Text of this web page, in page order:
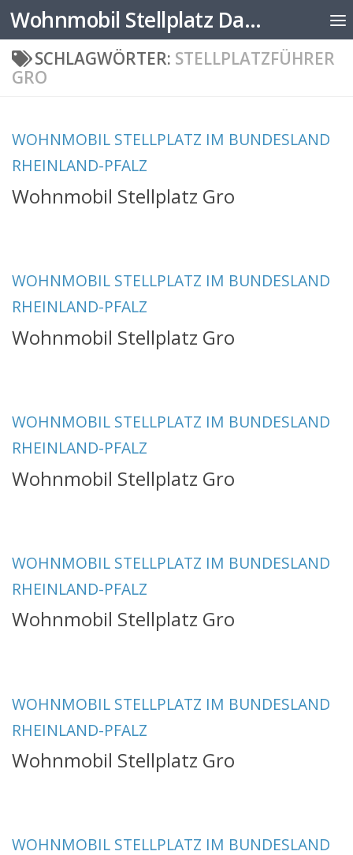
Zum Inhalt springen Wohnmobil Stellplatz Datenbank
SCHLAGWÖRTER: STELLPLATZFÜHRER
GRO
WOHNMOBIL STELLPLATZ IM BUNDESLAND
RHEINLAND-PFALZ
Wohnmobil Stellplatz Gro
WOHNMOBIL STELLPLATZ IM BUNDESLAND
RHEINLAND-PFALZ
Wohnmobil Stellplatz Gro
WOHNMOBIL STELLPLATZ IM BUNDESLAND
RHEINLAND-PFALZ
Wohnmobil Stellplatz Gro
WOHNMOBIL STELLPLATZ IM BUNDESLAND
RHEINLAND-PFALZ
Wohnmobil Stellplatz Gro
WOHNMOBIL STELLPLATZ IM BUNDESLAND
RHEINLAND-PFALZ
Wohnmobil Stellplatz Gro
WOHNMOBIL STELLPLATZ IM BUNDESLAND